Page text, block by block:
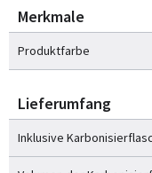
Merkmale
Produktfarbe
Lieferumfang
Inklusive